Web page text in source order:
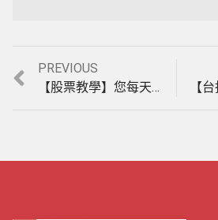
文
PREVIOUS
Previous
post:
【股票教學】您每天花5個小時在找飆股嗎?法拉利股票分析軟體，自動精準幫您尋找近日底部主力進場即將狂飆的股票，實例印證教學。(1140730) ｜股票入門｜股票新手｜股票當沖｜股市分析教學｜股票看軟體
post: